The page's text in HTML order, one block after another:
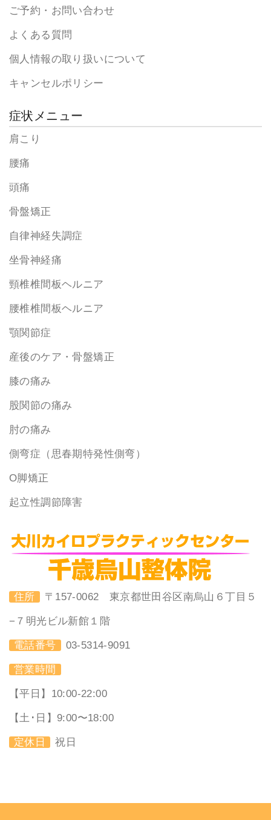
ご予約・お問い合わせ
よくある質問
個人情報の取り扱いについて
キャンセルポリシー
症状メニュー
肩こり
腰痛
頭痛
骨盤矯正
自律神経失調症
坐骨神経痛
頸椎椎間板ヘルニア
腰椎椎間板ヘルニア
顎関節症
産後のケア・骨盤矯正
膝の痛み
股関節の痛み
肘の痛み
側弯症（思春期特発性側弯）
O脚矯正
起立性調節障害
住所 〒157-0062 東京都世田谷区南烏山６丁目５
−７明光ビル新館１階
電話番号 03-5314-9091
営業時間
【平日】10:00-22:00
【土･日】9:00〜18:00
定休日 祝日